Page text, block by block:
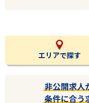
エリアで探す